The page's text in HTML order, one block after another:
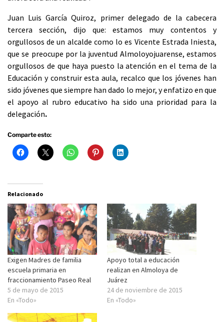
Juan Luis García Quiroz, primer delegado de la cabecera
tercera sección, dijo que: estamos muy contentos y
orgullosos de un alcalde como lo es Vicente Estrada Iniesta,
que se preocupe por la juventud Almoloyojuarense, estamos
orgullosos de que haya puesto la atención en el tema de la
Educación y construir esta aula, recalco que los jóvenes han
sido jóvenes que siempre han dado lo mejor, y enfatizo en que
el apoyo al rubro educativo ha sido una prioridad para la
delegación.
Comparte esto:
Relacionado
Exigen Madres de familia
escuela primaria en
fraccionamiento Paseo Real
5 de mayo de 2015
En «Todo»
Apoyo total a educación
realizan en Almoloya de
Juárez
24 de noviembre de 2015
En «Todo»